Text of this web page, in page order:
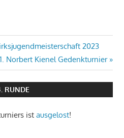
2023
Nächster
1. Norbert Kienel Gedenkturnier
RUNDE
ist ausgelost!